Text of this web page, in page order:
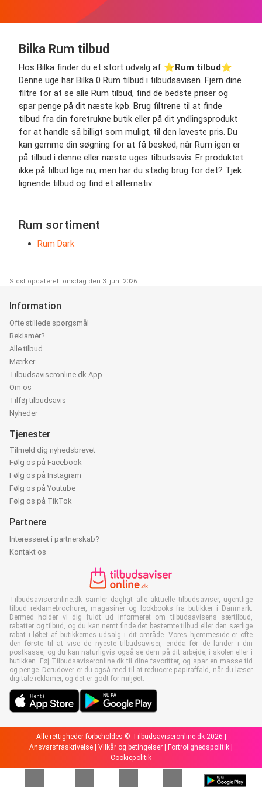
Bilka Rum tilbud
Hos Bilka finder du et stort udvalg af ⭐️Rum tilbud⭐️.
Denne uge har Bilka 0 Rum tilbud i tilbudsavisen. Fjern dine
filtre for at se alle Rum tilbud, find de bedste priser og
spar penge på dit næste køb. Brug filtrene til at finde
tilbud fra din foretrukne butik eller på dit yndlingsprodukt
for at handle så billigt som muligt, til den laveste pris. Du
kan gemme din søgning for at få besked, når Rum igen er
på tilbud i denne eller næste uges tilbudsavis. Er produktet
ikke på tilbud lige nu, men har du stadig brug for det? Tjek
lignende tilbud og find et alternativ.
Rum sortiment
Rum Dark
Sidst opdateret: onsdag den 3. juni 2026
Information
Ofte stillede spørgsmål
Reklamér?
Alle tilbud
Mærker
Tilbudsaviseronline.dk App
Om os
Tilføj tilbudsavis
Nyheder
Tjenester
Tilmeld dig nyhedsbrevet
Følg os på Facebook
Følg os på Instagram
Følg os på Youtube
Følg os på TikTok
Partnere
Interesseret i partnerskab?
Kontakt os
Tilbudsaviseronline.dk samler dagligt alle aktuelle tilbudsaviser, ugentlige
tilbud reklamebrochurer, magasiner og lookbooks fra butikker i Danmark.
Dermed holder vi dig fuldt ud informeret om tilbudsavisens særtilbud,
rabatter og tilbud, og du kan nemt finde det bestemte tilbud eller den særlige
rabat i løbet af butikkernes udsalg i dit område. Vores hjemmeside er ofte
den første til at vise de nyeste tilbudsaviser, endda før de lander i din
postkasse, og du kan naturligvis også se dem på dit arbejde, i skolen eller i
butikken. Føj Tilbudsaviseronline.dk til dine favoritter, og spar en masse tid
og penge. Derudover er du også med til at reducere papiraffald, når du læser
digitale reklamer, og det er godt for miljøet.
Alle rettigheder forbeholdes © Tilbudsaviseronline.dk 2026 |
Ansvarsfraskrivelse | Vilkår og betingelser | Fortrolighedspolitik |
Cookiepolitik